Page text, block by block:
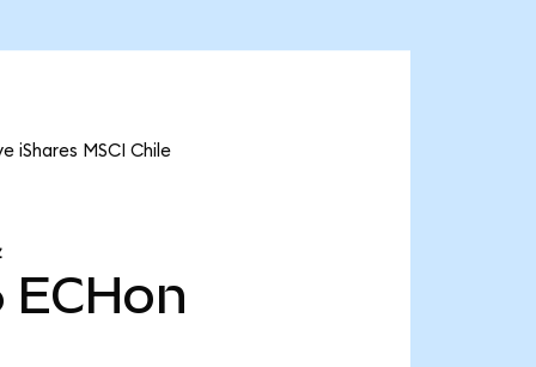
iShares MSCI Chile
ECHon